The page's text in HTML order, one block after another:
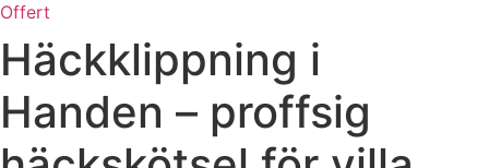
Offert
Häckklippning i
Handen – proffsig